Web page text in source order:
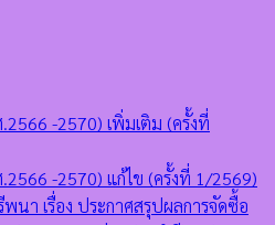
-2570) เพิ่มเติม (ครั้งที่
-2570) แก้ไข (ครั้งที่ 1/2569)
นา เรื่อง ประกาศสรุปผลการจัดซื้อ